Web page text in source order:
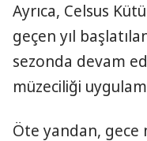
Ayrıca, Celsus
geçen yıl
sezonda devam
müzeciliği
Öte yandan, gece